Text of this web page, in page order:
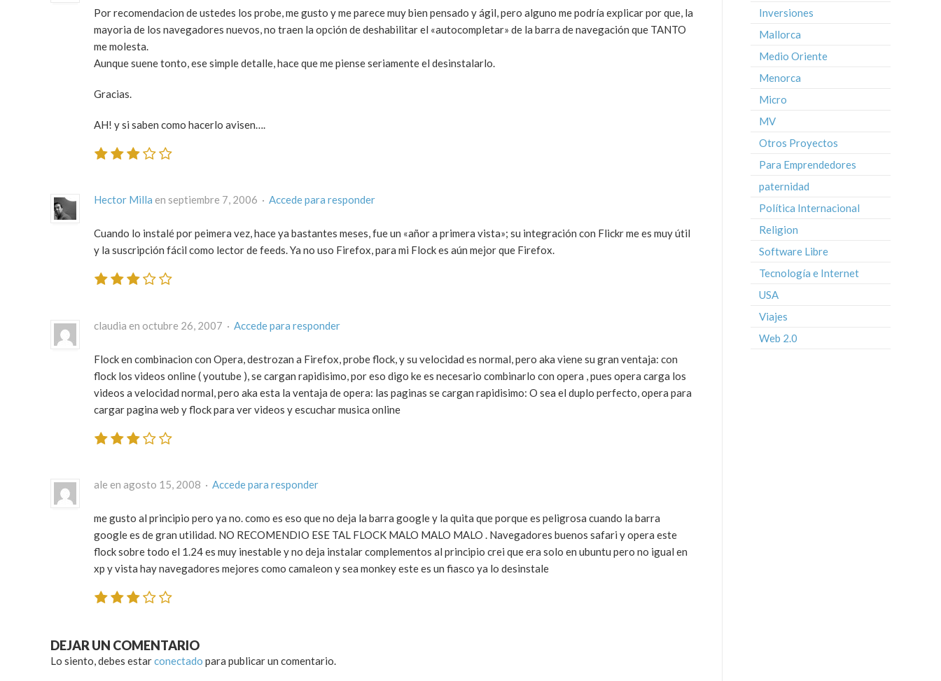
Por recomendacion de ustedes los probe, me gusto y me parece muy bien pensado y ágil, pero alguno me podría explicar por que, la
mayoria de los navegadores nuevos, no traen la opción de deshabilitar el «autocompletar» de la barra de navegación que TANTO
me molesta.
Aunque suene tonto, ese simple detalle, hace que me piense seriamente el desinstalarlo.
Gracias.
AH! y si saben como hacerlo avisen….
Hector Milla en septiembre 7, 2006 · Accede para responder
Cuando lo instalé por peimera vez, hace ya bastantes meses, fue un «añor a primera vista»; su integración con Flickr me es muy útil
y la suscripción fácil como lector de feeds. Ya no uso Firefox, para mi Flock es aún mejor que Firefox.
claudia en octubre 26, 2007 · Accede para responder
Flock en combinacion con Opera, destrozan a Firefox, probe flock, y su velocidad es normal, pero aka viene su gran ventaja: con
flock los videos online ( youtube ), se cargan rapidisimo, por eso digo ke es necesario combinarlo con opera , pues opera carga los
videos a velocidad normal, pero aka esta la ventaja de opera: las paginas se cargan rapidisimo: O sea el duplo perfecto, opera para
cargar pagina web y flock para ver videos y escuchar musica online
ale en agosto 15, 2008 · Accede para responder
me gusto al principio pero ya no. como es eso que no deja la barra google y la quita que porque es peligrosa cuando la barra
google es de gran utilidad. NO RECOMENDIO ESE TAL FLOCK MALO MALO MALO . Navegadores buenos safari y opera este
flock sobre todo el 1.24 es muy inestable y no deja instalar complementos al principio crei que era solo en ubuntu pero no igual en
xp y vista hay navegadores mejores como camaleon y sea monkey este es un fiasco ya lo desinstale
DEJAR UN COMENTARIO
Lo siento, debes estarconectado para publicar un comentario.
Inversiones
Mallorca
Medio Oriente
Menorca
Micro
MV
Otros Proyectos
Para Emprendedores
paternidad
Política Internacional
Religion
Software Libre
Tecnología e Internet
USA
Viajes
Web 2.0